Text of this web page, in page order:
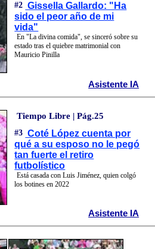
#2 Gissella Gallardo: "Ha
sido el peor año de mi
vida"
En "La divina comida", se sinceró sobre su
estado tras el quiebre matrimonial con
Mauricio Pinilla
Asistente IA
Tiempo Libre | Pág.25
#3 Coté López cuenta por
qué a su esposo no le pegó
tan fuerte el retiro
futbolístico
Está casada con Luis Jiménez, quien colgó
los botines en 2022
Asistente IA